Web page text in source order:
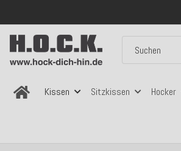
Kissen
Sitzkissen Hocker